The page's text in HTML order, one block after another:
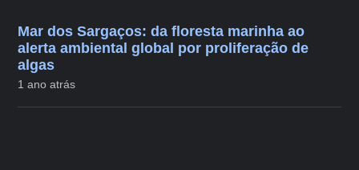
Mar dos Sargaços: da floresta marinha ao
alerta ambiental global por proliferação de
algas
1 ano atrás